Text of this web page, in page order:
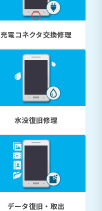
充電コネクタ交換修理
水没復旧修理
データ復旧・取出